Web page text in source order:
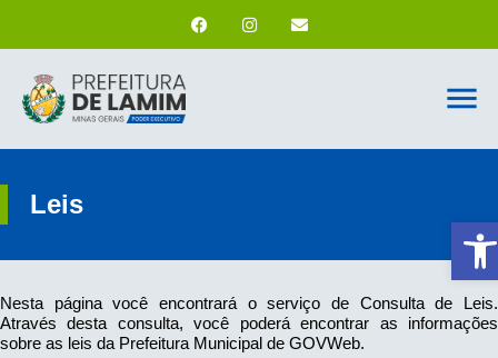
Leis
Nesta página você encontrará o serviço de Consulta de Leis.
Através desta consulta, você poderá encontrar as informações
sobre as leis da Prefeitura Municipal de GOVWeb.